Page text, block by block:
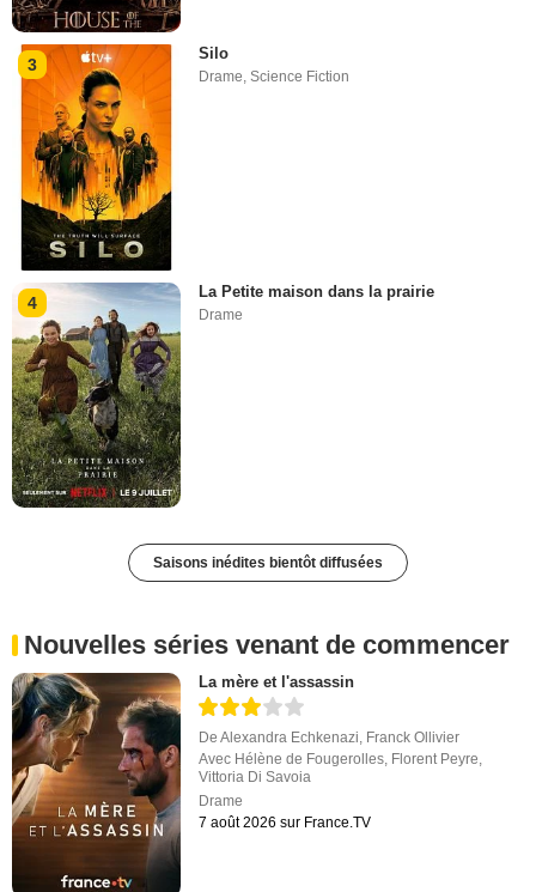
3
Silo
Drame,Science Fiction
4
La Petite maison dans la prairie
Drame
Saisons inédites bientôt diffusées
Nouvelles séries venant de commencer
La mère et l'assassin
DeAlexandra Echkenazi, Franck Ollivier
Avec Hélène de Fougerolles, Florent Peyre,
Vittoria Di Savoia
Drame
7 août 2026 sur France.TV